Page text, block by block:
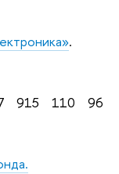
.
915 110 96